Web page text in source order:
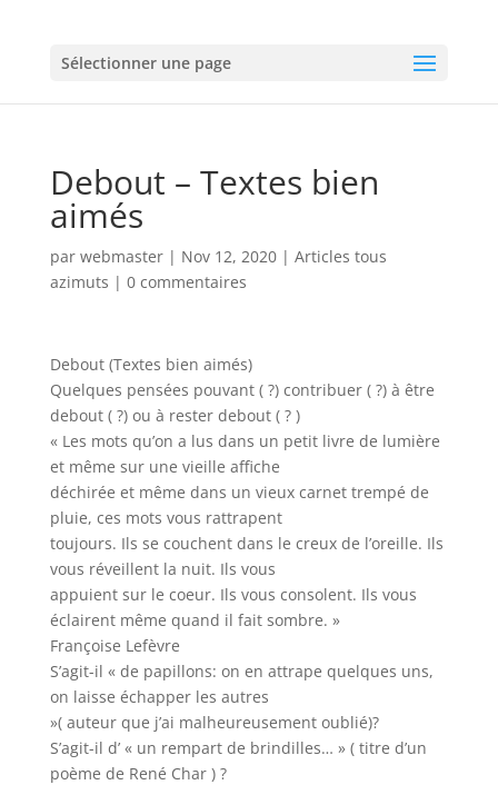
Sélectionner une page
Debout – Textes bien
aimés
par webmaster| Nov 12, 2020| Articles tous
azimuts | 0 commentaires
Debout (Textes bien aimés)
Quelques pensées pouvant ( ?) contribuer ( ?) à être
debout ( ?) ou à rester debout ( ? )
« Les mots qu’on a lus dans un petit livre de lumière
et même sur une vieille affiche
déchirée et même dans un vieux carnet trempé de
pluie, ces mots vous rattrapent
toujours. Ils se couchent dans le creux de l’oreille. Ils
vous réveillent la nuit. Ils vous
appuient sur le coeur. Ils vous consolent. Ils vous
éclairent même quand il fait sombre. »
Françoise Lefèvre
S’agit-il « de papillons: on en attrape quelques uns,
on laisse échapper les autres
»( auteur que j’ai malheureusement oublié)?
S’agit-il d’ « un rempart de brindilles… » ( titre d’un
poème de René Char ) ?